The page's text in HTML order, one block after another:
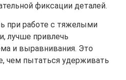
фиксации деталей.
при работе с тяжелыми
лучше привлечь
и выравнивания. Это
чем пытаться удерживать